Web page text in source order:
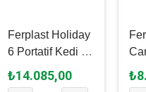
Ferplast Holiday
6 Portatif Kedi &
Köpek Taşıma
Çantası 70 x 52
₺14.085,00